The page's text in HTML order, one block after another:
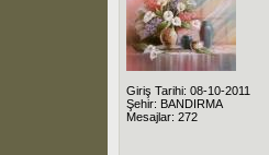
Giriş Tarihi: 08-10-2011
Şehir: BANDIRMA
Mesajlar: 272